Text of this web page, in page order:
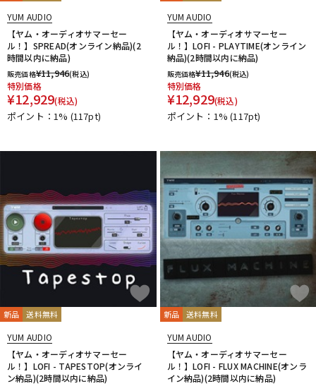
アンプ エフェクター
DJ機器 DTM
楽器アクセサリ
中古 ヴィンテージ
YUM AUDIO
【ヤム・オーディオサマーセー
ル！】SPREAD(オンライン納品)(2
時間以内に納品)
販売価格¥11,946(税込)
特別価格
¥12,929(税込)
ポイント：1% (117pt)
YUM AUDIO
【ヤム・オーディオサマーセー
ル！】LOFI - PLAYTIME(オンライン
納品)(2時間以内に納品)
販売価格¥11,946(税込)
特別価格
¥12,929(税込)
ポイント：1%(117pt)
新品 送料無料
YUM AUDIO
【ヤム・オーディオサマーセー
ル！】LOFI - TAPESTOP(オンライ
ン納品)(2時間以内に納品)
新品 送料無料
YUM AUDIO
【ヤム・オーディオサマーセー
ル！】LOFI - FLUX MACHINE(オンラ
イン納品)(2時間以内に納品)